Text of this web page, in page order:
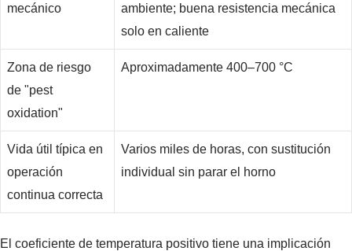
mecánico
ambiente; buena resistencia mecánica
solo en caliente
Zona de riesgo
de "pest
oxidation"
Aproximadamente 400–700 °C
Vida útil típica en
operación
continua correcta
Varios miles de horas, con sustitución
individual sin parar el horno
El coeficiente de temperatura positivo tiene una implicación